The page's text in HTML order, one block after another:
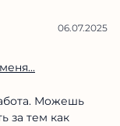
06.07.2025
Можешь
за тем как